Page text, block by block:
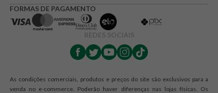
FORMAS DE PAGAMENTO
REDES SOCIAIS
As condições comerciais, produtos e preços do site são exclusivos para a
venda no e-commerce. Poderão haver diferenças nas lojas físicas. Os